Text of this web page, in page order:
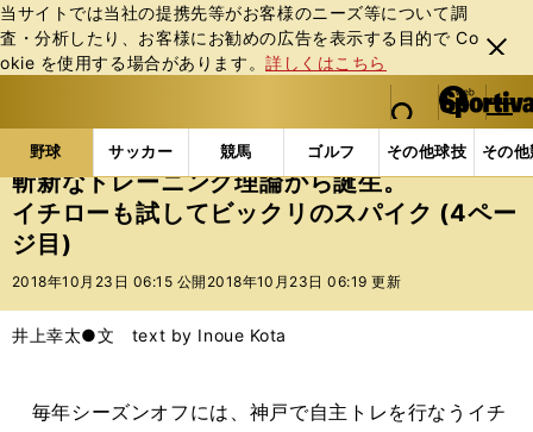
当サイトでは当社の提携先等がお客様のニーズ等について調
査・分析したり、お客様にお勧めの広告を表⽰する⽬的で Co
okie を使⽤する場合があります。詳しくはこちら
閉じ
る
web Sportiva (webスポルティーバ)
検索
マイペ
ー
ジ
メニュ
野球 サッカー 競馬 ゴルフ その他球技 その
b
ス
ポ
ル
テ
ー
バ
野球の記事一覧 高校野球他 斬新なトレーニング理
斬新なトレーニング理論から誕生。
イチローも試してビックリのスパイク (4ペー
ジ目)
2018年10月23日 06:15 公開 2018年10月23日 06:19 更新
井上幸太●文 text by Inoue Kota
毎年シーズンオフには、神戸で自主トレを行なうイチ